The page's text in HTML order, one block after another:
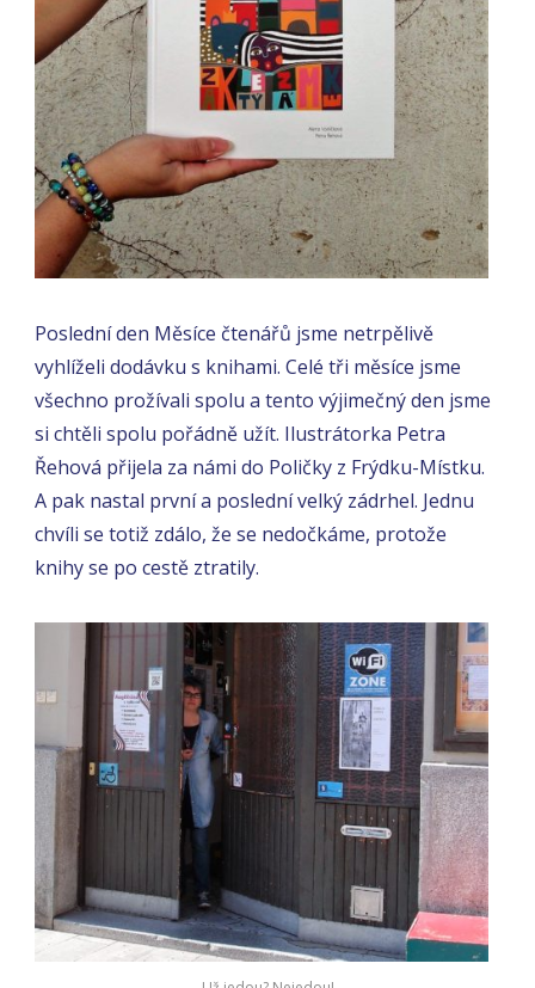
Poslední den Měsíce čtenářů jsme netrpělivě
vyhlíželi dodávku s knihami. Celé tři měsíce jsme
všechno prožívali spolu a tento výjimečný den jsme
si chtěli spolu pořádně užít. Ilustrátorka Petra
Řehová přijela za námi do Poličky z Frýdku-Místku.
A pak nastal první a poslední velký zádrhel. Jednu
chvíli se totiž zdálo, že se nedočkáme, protože
knihy se po cestě ztratily.